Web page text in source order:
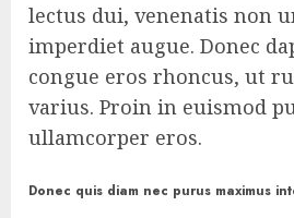
lectus dui, venenatis non
imperdiet augue. Donec
congue eros rhoncus, ut
varius. Proin in euismod
ullamcorper eros.
Donec quis diam nec purus maximus